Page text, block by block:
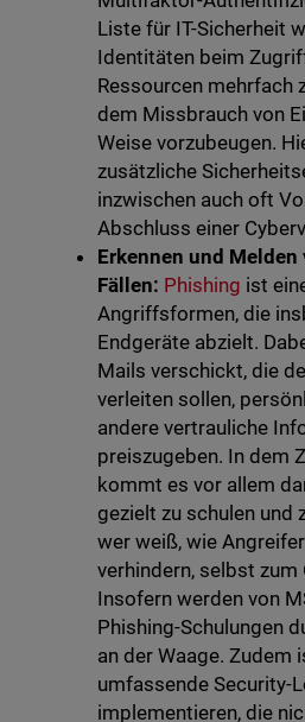
Liste für IT-Sicherheit
Identitäten beim
Ressourcen mehrfach
dem Missbrauch von
Weise vorzubeugen.
zusätzliche
inzwischen auch oft
Abschluss einer
Erkennen und
Fällen: Phishing ist
Angriffsformen, die
Endgeräte abzielt.
Mails verschickt, die
verleiten sollen,
andere vertrauliche
preiszugeben. In dem
kommt es vor allem
gezielt zu schulen und
wer weiß, wie
verhindern, selbst zum
Insofern werden von
Phishing-Schulungen
an der Waage. Zudem
umfassende Security-
implementieren, die